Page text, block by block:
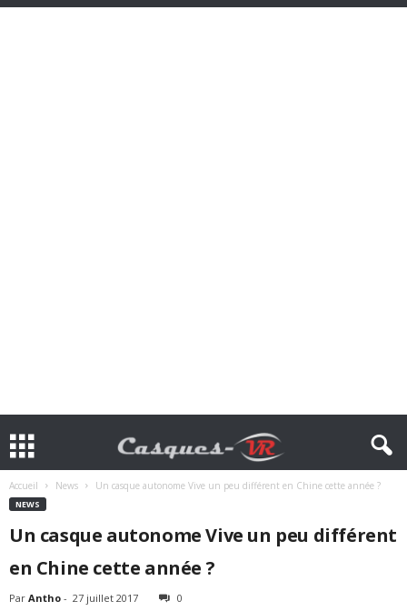
Accueil News Un casque autonome Vive un peu différent en Chine cette année ?
NEWS
Un casque autonome Vive un peu différent
en Chine cette année ?
Par Antho - 27 juillet 2017 0